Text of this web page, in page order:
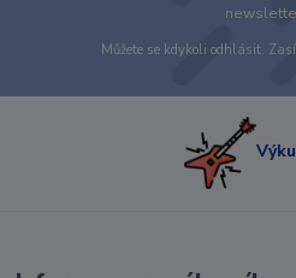
Můžete se kdykoli odhlásit.